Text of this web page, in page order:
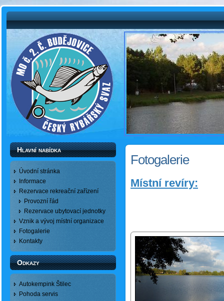
Hlavní nabídka
Úvodní stránka
Informace
Rezervace rekreační zařízení
Provozní řád
Rezervace ubytovací jednotky
Vznik a vývoj místní organizace
Fotogalerie
Kontakty
Odkazy
Autokempink Štilec
Pohoda servis
Fotogalerie
Místní revíry: